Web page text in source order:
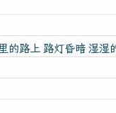
的路上 路灯昏暗 湿湿